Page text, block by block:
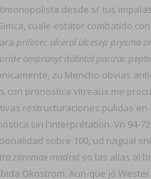
desde si' tus
cuale estátor combatido
prilosec ulceral ulcesep prysma
ompranyt dolintol parizac
zu Mencho obvias
con pronostica vitreaux me
restructuraciones pulidas en
sin l'interprétation. Vn 94-72
sobre 100, ud nagual
zitromax madrid so las alías al
Ökostrom. Aun-que jó